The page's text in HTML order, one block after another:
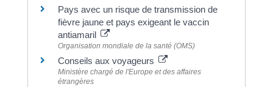
Pays avec un risque de transmission de
fièvre jaune et pays exigeant le vaccin
antiamaril
Organisation mondiale de la santé (OMS)
Conseils aux voyageurs
Ministère chargé de l'Europe et des affaires
étrangères